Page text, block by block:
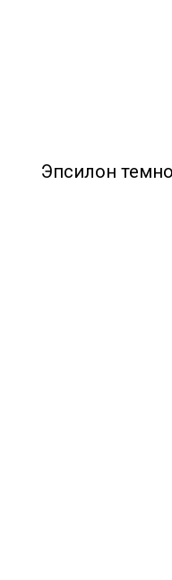
Эпсилон